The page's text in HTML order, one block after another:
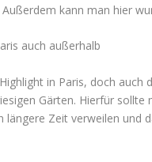
kann man hier
auch außerhalb
in Paris, doch
Gärten. Hierfür
längere Zeit verweilen und